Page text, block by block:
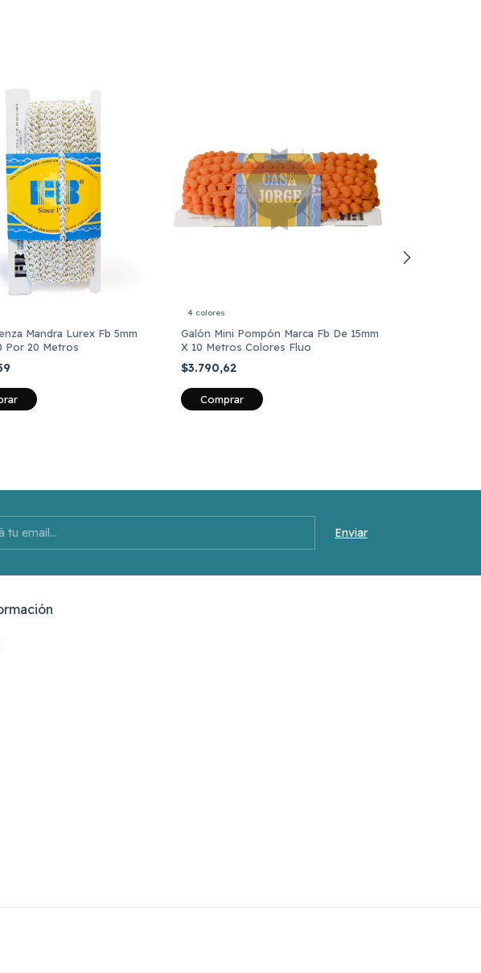
Mandra Lurex Fb 5mm
Por 20 Metros
4 colores
Galón Mini Pompón Marca Fb De 15mm
X 10 Metros Colores Fluo
$3.790,62
Comprar